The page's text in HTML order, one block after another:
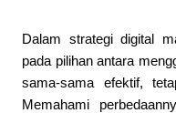
Dalam strategi digital
pada pilihan antara
sama-sama efektif,
Memahami